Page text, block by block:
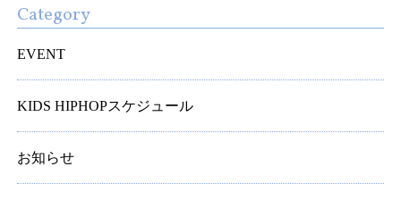
Category
EVENT
KIDS HIPHOPスケジュール
お知らせ